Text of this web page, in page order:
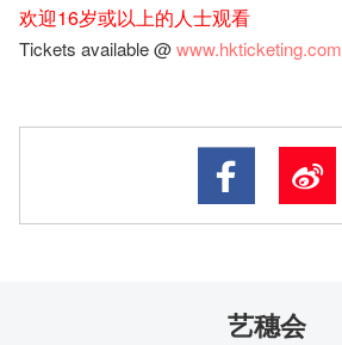
欢迎16岁或以上的人士观看
Tickets available @www.hkticketing.com
艺穗会